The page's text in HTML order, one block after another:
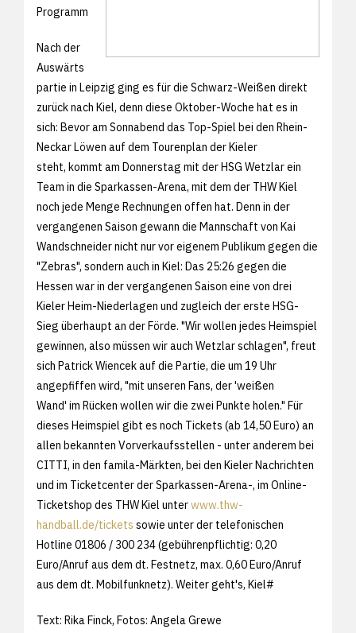
Programm
Nach der
Auswärts
partie in Leipzig ging es für die Schwarz-Weißen direkt
zurück nach Kiel, denn diese Oktober-Woche hat es in
sich: Bevor am Sonnabend das Top-Spiel bei den Rhein-
Neckar Löwen auf dem Tourenplan der Kieler
steht, kommt am Donnerstag mit der HSG Wetzlar ein
Team in die Sparkassen-Arena, mit dem der THW Kiel
noch jede Menge Rechnungen offen hat. Denn in der
vergangenen Saison gewann die Mannschaft von Kai
Wandschneider nicht nur vor eigenem Publikum gegen die
"Zebras", sondern auch in Kiel: Das 25:26 gegen die
Hessen war in der vergangenen Saison eine von drei
Kieler Heim-Niederlagen und zugleich der erste HSG-
Sieg überhaupt an der Förde. "Wir wollen jedes Heimspiel
gewinnen, also müssen wir auch Wetzlar schlagen", freut
sich Patrick Wiencek auf die Partie, die um 19 Uhr
angepfiffen wird, "mit unseren Fans, der 'weißen
Wand' im Rücken wollen wir die zwei Punkte holen." Für
dieses Heimspiel gibt es noch Tickets (ab 14,50 Euro) an
allen bekannten Vorverkaufsstellen - unter anderem bei
CITTI, in den famila-Märkten, bei den Kieler Nachrichten
und im Ticketcenter der Sparkassen-Arena-, im Online-
Ticketshop des THW Kiel unterwww.thw-
handball.de/tickets sowie unter der telefonischen
Hotline 01806 / 300 234 (gebührenpflichtig: 0,20
Euro/Anruf aus dem dt. Festnetz, max. 0,60 Euro/Anruf
aus dem dt. Mobilfunknetz). Weiter geht's, Kiel#
Text: Rika Finck, Fotos: Angela Grewe